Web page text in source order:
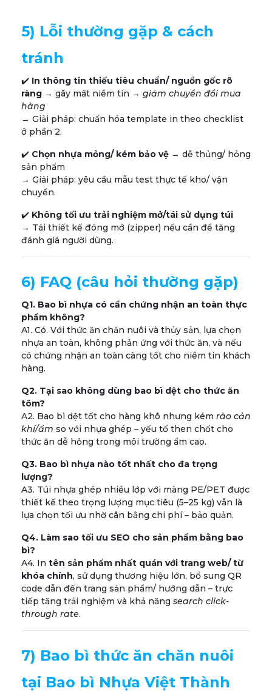
5) Lỗi thường gặp & cách
tránh
✔️ In thông tin thiếu tiêu chuẩn/ nguồn gốc rõ
ràng → gây mất niềm tin → giảm chuyển đổi mua
hàng
→ Giải pháp: chuẩn hóa template in theo checklist
ở phần 2.
✔️ Chọn nhựa mỏng/ kém bảo vệ → dễ thủng/ hỏng
sản phẩm
→ Giải pháp: yêu cầu mẫu test thực tế kho/ vận
chuyển.
✔️ Không tối ưu trải nghiệm mở/tái sử dụng túi
→ Tái thiết kế đóng mở (zipper) nếu cần để tăng
đánh giá người dùng.
6) FAQ (câu hỏi thường gặp)
Q1. Bao bì nhựa có cần chứng nhận an toàn thực
phẩm không?
A1. Có. Với thức ăn chăn nuôi và thủy sản, lựa chọn
nhựa an toàn, không phản ứng với thức ăn, và nếu
có chứng nhận an toàn càng tốt cho niềm tin khách
hàng.
Q2. Tại sao không dùng bao bì dệt cho thức ăn
tôm?
A2. Bao bì dệt tốt cho hàng khô nhưng kém rào cản
khí/ẩm so với nhựa ghép – yếu tố then chốt cho
thức ăn dễ hỏng trong môi trường ẩm cao.
Q3. Bao bì nhựa nào tốt nhất cho đa trọng
lượng?
A3. Túi nhựa ghép nhiều lớp với màng PE/PET được
thiết kế theo trọng lượng mục tiêu (5–25 kg) vẫn là
lựa chọn tối ưu nhờ cân bằng chi phí – bảo quản.
Q4. Làm sao tối ưu SEO cho sản phẩm bằng bao
bì?
A4. In tên sản phẩm nhất quán với trang web/ từ
khóa chính, sử dụng thương hiệu lớn, bổ sung QR
code dẫn đến trang sản phẩm/ hướng dẫn – trực
tiếp tăng trải nghiệm và khả năng search click-
through rate.
7) Bao bì thức ăn chăn nuôi
tại Bao bì Nhựa Việt Thành